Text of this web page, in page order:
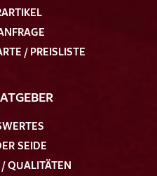
/ PREISLISTE
SEIDE
QUALITÄTEN